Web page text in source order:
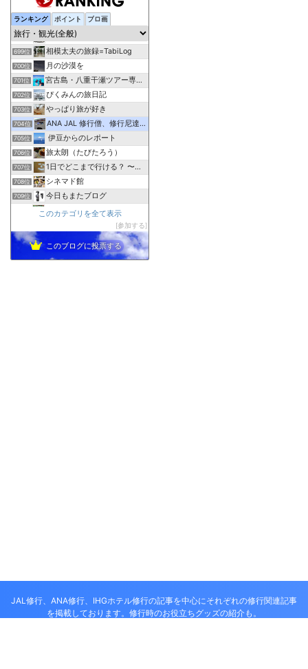
ランキング ポイント ブロ画
697位 Traicy
698位 元添乗員の視点で見た宿情報＆体験記
699位 相模太夫の旅録=TabiLog
700位 月の沙漠を
701位 宮古島・八重干瀬ツアー専門アクアベース
702位 ぴくみんの旅日記
703位 やっぱり旅が好き
704位 ANA JAL 修行僧、修行尼達の解脱修行情報部屋
705位 伊豆からのレポート
706位 旅太朗（たびたろう）
707位 1日でどこまで行ける？ 〜普通列車の旅〜
708位 シネマド館
709位 今日もまたブログ
龍の日記
何事も負けずに頑張る！２代目２０代男子の旅行＆日常＆お料理
このカテゴリを全て表示
参加する
このブログに投票する
JAL修行、ANA修行、IHGホテル修行の記事を中心にそれぞれの修行関連記事
を掲載しております。修行時のお役立ちグッズの紹介も。